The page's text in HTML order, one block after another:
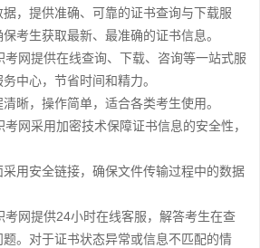
，提供准确、可靠的证书查询与下载服
考生获取最新、最准确的证书信息。
网提供在线查询、下载、咨询等一站式服
中心，节省时间和精力。
晰，操作简单，适合各类考生使用。
网采用加密技术保障证书信息的安全性，
用安全链接，确保文件传输过程中的数据
网提供24小时在线客服，解答考生在查
。对于证书状态异常或信息不匹配的情